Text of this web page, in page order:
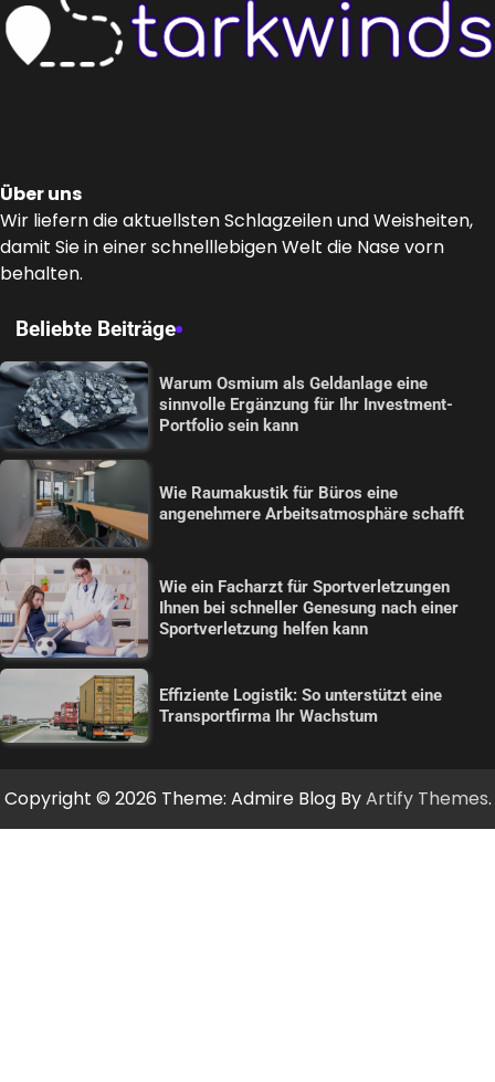
Über uns
Wir liefern die aktuellsten Schlagzeilen und Weisheiten,
damit Sie in einer schnelllebigen Welt die Nase vorn
behalten.
Beliebte Beiträge
Warum Osmium als Geldanlage eine
sinnvolle Ergänzung für Ihr Investment-
Portfolio sein kann
Wie Raumakustik für Büros eine
angenehmere Arbeitsatmosphäre schafft
Wie ein Facharzt für Sportverletzungen
Ihnen bei schneller Genesung nach einer
Sportverletzung helfen kann
Effiziente Logistik: So unterstützt eine
Transportfirma Ihr Wachstum
Copyright © 2026 Theme: Admire Blog ByArtify Themes.